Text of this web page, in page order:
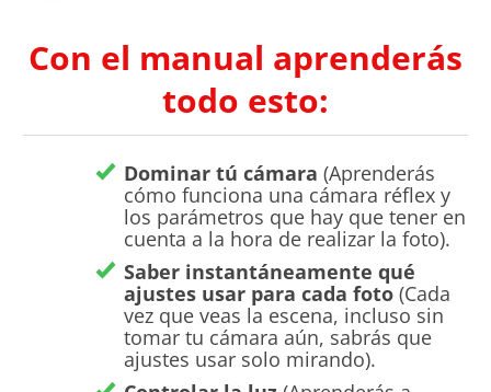
Con el manual aprenderás
todo esto:
Dominar tú cámara (Aprenderás
cómo funciona una cámara réflex y
los parámetros que hay que tener en
cuenta a la hora de realizar la foto).
Saber instantáneamente qué
ajustes usar para cada foto (Cada
vez que veas la escena, incluso sin
tomar tu cámara aún, sabrás que
ajustes usar solo mirando).